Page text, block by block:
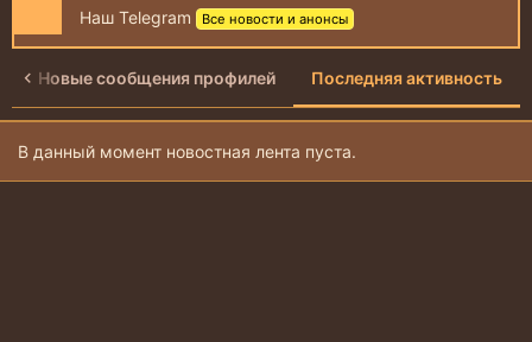
Наш Telegram Все новости и анонсы
Новые сообщения профилей Последняя активность
В данный момент новостная лента пуста.